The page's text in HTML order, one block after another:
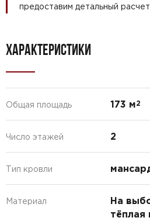
предоставим детальный расчет.
ХАРАКТЕРИСТИКИ
Общая площадь 173 м2
Число этажей 2
Тип кровли
Материал
На
тёплая